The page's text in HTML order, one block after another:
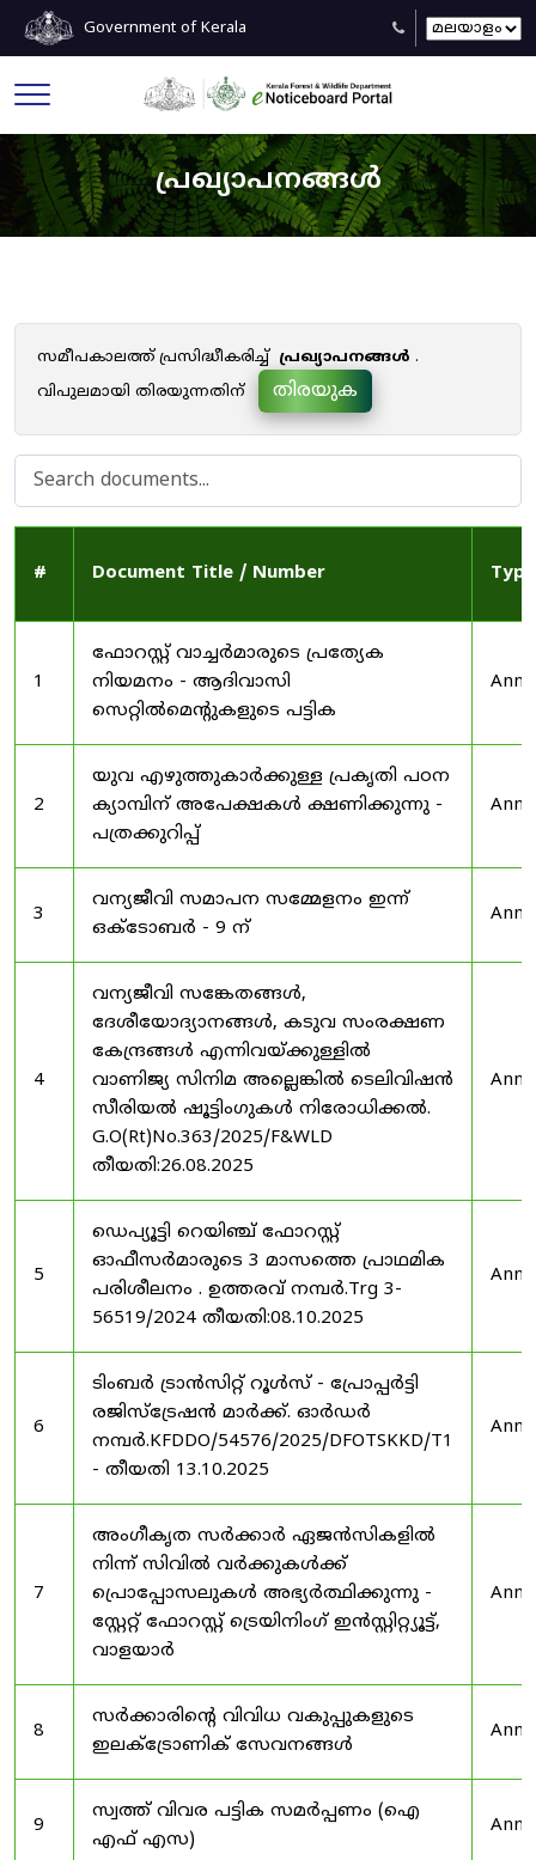
Government of Kerala
പ്രഖ്യാപനങ്ങൾ
സമീപകാലത്ത് പ്രസിദ്ധീകരിച്ച് പ്രഖ്യാപനങ്ങൾ .
വിപുലമായി തിരയുന്നതിന്
തിരയുക
# Document Title / Number Type
1
ഫോറസ്റ്റ് വാച്ചർമാരുടെ പ്രത്യേക
നിയമനം - ആദിവാസി
സെറ്റിൽമെന്റുകളുടെ പട്ടിക
2
യുവ എഴുത്തുകാർക്കുള്ള പ്രകൃതി പഠന
ക്യാമ്പിന് അപേക്ഷകൾ ക്ഷണിക്കുന്നു -
പത്രക്കുറിപ്പ്
3
വന്യജീവി സമാപന സമ്മേളനം ഇന്ന്
ഒക്ടോബർ - 9 ന്
4
വന്യജീവി സങ്കേതങ്ങൾ,
ദേശീയോദ്യാനങ്ങൾ, കടുവ സംരക്ഷണ
കേന്ദ്രങ്ങൾ എന്നിവയ്ക്കുള്ളിൽ
വാണിജ്യ സിനിമ അല്ലെങ്കിൽ ടെലിവിഷൻ
സീരിയൽ ഷൂട്ടിംഗുകൾ നിരോധിക്കൽ.
G.O(Rt)No.363/2025/F&WLD
തീയതി:26.08.2025
5
ഡെപ്യൂട്ടി റെയിഞ്ച് ഫോറസ്റ്റ്
ഓഫീസർമാരുടെ 3 മാസത്തെ പ്രാഥമിക
പരിശീലനം . ഉത്തരവ് നമ്പർ.Trg 3-
56519/2024 തീയതി:08.10.2025
6
ടിംബർ ട്രാൻസിറ്റ് റൂൾസ് - പ്രോപ്പർട്ടി
രജിസ്ട്രേഷൻ മാർക്ക്. ഓർഡർ
നമ്പർ.KFDDO/54576/2025/DFOTSKKD/T1
- തീയതി 13.10.2025
7
അംഗീകൃത സർക്കാർ ഏജൻസികളിൽ
നിന്ന് സിവിൽ വർക്കുകൾക്ക്
പ്രൊപ്പോസലുകൾ അഭ്യർത്ഥിക്കുന്നു -
സ്റ്റേറ്റ് ഫോറസ്റ്റ് ട്രെയിനിംഗ് ഇൻസ്റ്റിറ്റ്യൂട്ട്,
വാളയാർ
8
സർക്കാരിന്റെ വിവിധ വകുപ്പുകളുടെ
ഇലക്ട്രോണിക് സേവനങ്ങൾ
9
സ്വത്ത് വിവര പട്ടിക സമർപ്പണം (ഐ
എഫ് എസ)